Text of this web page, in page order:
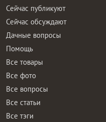
Сейчас публикуют
Сейчас обсуждают
Дачные вопросы
Помощь
Все товары
Все фото
Все вопросы
Все статьи
Все тэги